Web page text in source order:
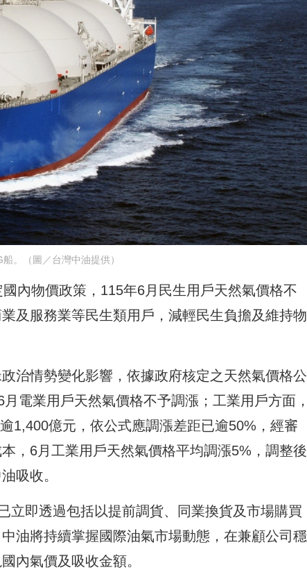
。（圖／台灣中油提供）
內物價政策，115年6月民生用戶天然氣價格不
及服務業等民生類用戶，減輕民生負擔及維持物
治情勢變化影響，依據政府核定之天然氣價格公
電業用戶天然氣價格不予調漲；工業用戶方面，
1,400億元，依公式應調漲差距已逾50%，經審
，6月工業用戶天然氣價格平均調漲5%，調整後
吸收。
立即透過包括以提前調貨、同業換貨及市場購買
油將持續掌握國際油氣市場動態，在兼顧公司穩
內氣價及吸收金額。